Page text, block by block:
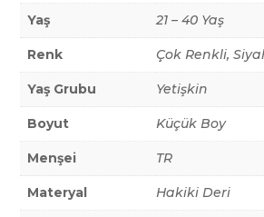
Yaş 21 – 40 Yaş
Renk Çok Renkli,
Yaş Grubu Yetişkin
Boyut Küçük Boy
Menşei TR
Materyal Hakiki Deri